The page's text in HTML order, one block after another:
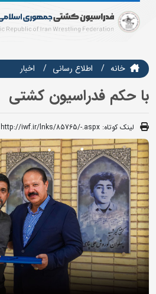
خانه اطلاع رسانی اخبار
با حکم فدراسیون کشتی
لینک کوتاه: http://iwf.ir/lnks/85765/-.aspx